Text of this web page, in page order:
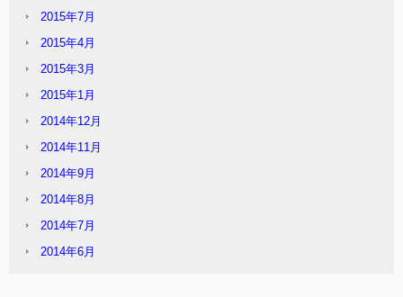
2015年7月
2015年4月
2015年3月
2015年1月
2014年12月
2014年11月
2014年9月
2014年8月
2014年7月
2014年6月